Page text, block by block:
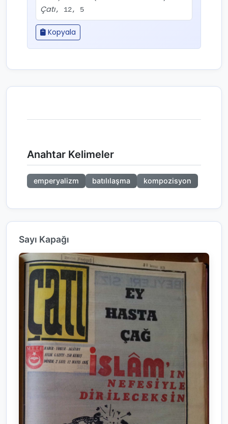
Çatı, 12, 5
Kopyala
Anahtar Kelimeler
emperyalizm batılılaşma kompozisyon
Sayı Kapağı